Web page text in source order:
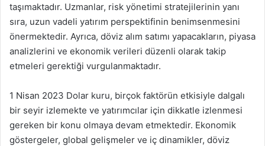
taşımaktadır. Uzmanlar, risk yönetimi stratejilerinin yanı
sıra, uzun vadeli yatırım perspektifinin benimsenmesini
önermektedir. Ayrıca, döviz alım satımı yapacakların, piyasa
analizlerini ve ekonomik verileri düzenli olarak takip
etmeleri gerektiği vurgulanmaktadır.
1 Nisan 2023 Dolar kuru, birçok faktörün etkisiyle dalgalı
bir seyir izlemekte ve yatırımcılar için dikkatle izlenmesi
gereken bir konu olmaya devam etmektedir. Ekonomik
göstergeler, global gelişmeler ve iç dinamikler, döviz